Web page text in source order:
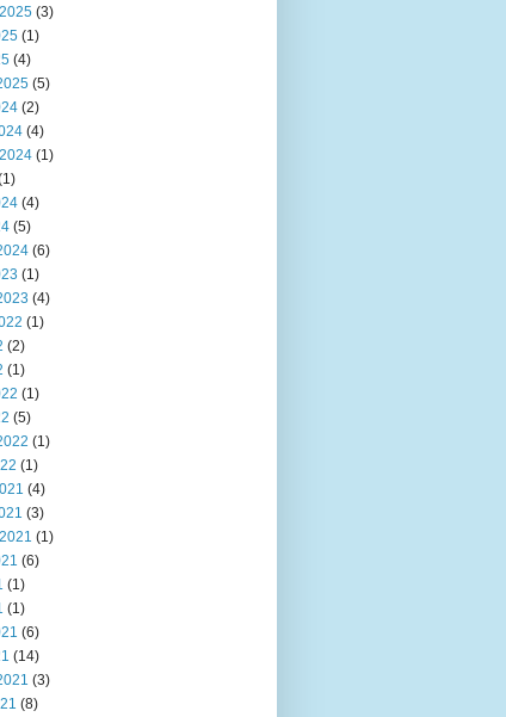
(3)
(1)
(4)
(5)
(2)
(4)
(1)
(4)
(5)
(6)
(1)
(4)
(1)
(2)
(1)
(1)
(5)
(1)
(1)
(4)
(3)
(1)
(6)
(1)
(1)
(6)
(14)
(3)
(8)